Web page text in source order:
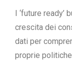
I ‘future
crescita dei
dati per
proprie